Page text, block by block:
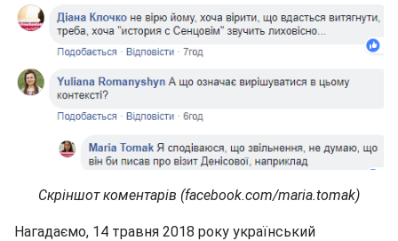
Скріншот коментарів (facebook.com/maria.tomak)
Нагадаємо, 14 травня 2018 року український